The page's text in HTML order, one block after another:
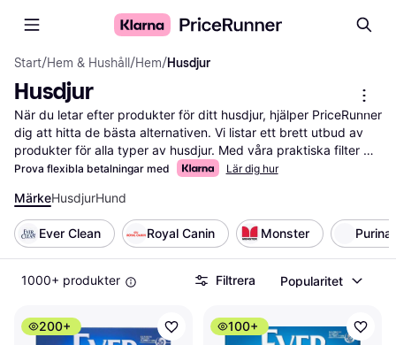
Start/Hem & Hushåll /Hem/Husdjur
Husdjur
När du letar efter produkter för ditt husdjur, hjälper PriceRunner
dig att hitta de bästa alternativen. Vi listar ett brett utbud av
produkter för alla typer av husdjur. Med våra praktiska filter
kan du enkelt sortera efter kategori, pris eller varumärke. Det
hund, katt eller andra husdjur. Du kan också läsa
användarrecensioner för att få insikter om vad andra tycker om
produkterna. Vi ser till att du får mest valuta för pengarna
genom att jämföra priser från olika återförsäljare. Oavsett om
du letar efter foder, leksaker eller tillbehör, guidar vi dig till rätt
val. Börja här för att hitta de produkter som passar dina och
Prova flexibla betalningar med Lär dig hur
MärkeHusdjurHund
Ever Clean Royal Canin Monster Purina
1000+ produkter Filtrera Popularitet
200+ 100+